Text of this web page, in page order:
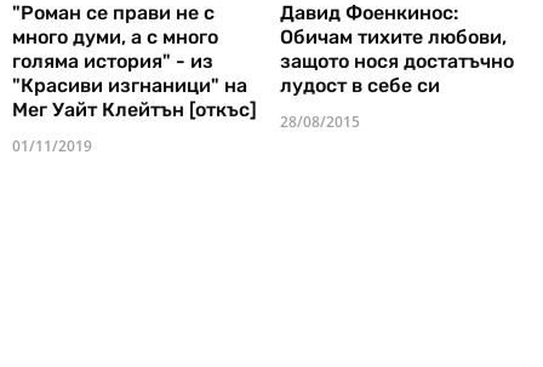
"Роман се прави не с
много думи, а с много
голяма история" - из
"Красиви изгнаници" на
Мег Уайт Клейтън [откъс]
01/11/2019
Давид Фоенкинос:
Обичам тихите любови,
защото нося достатъчно
лудост в себе си
28/08/2015